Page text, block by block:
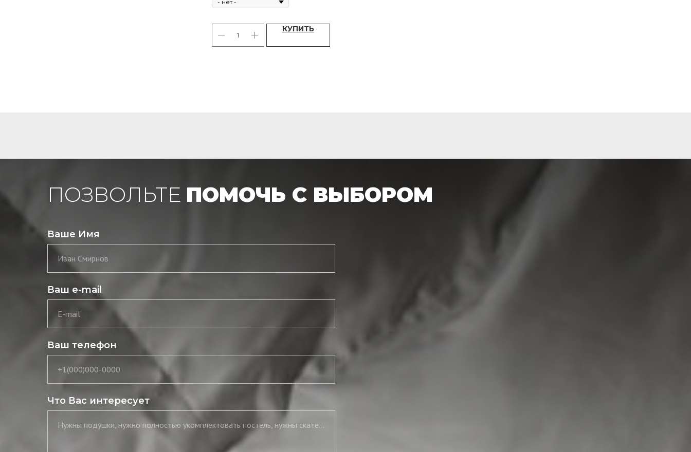
КУПИТЬ
ПОЗВОЛЬТЕ ПОМОЧЬ С ВЫБОРОМ
Ваше Имя
Иван Смирнов
Ваш e-mail
E-mail
Ваш телефон
+7
Что Вас интересует
Нужны подушки, нужно полностью укомплектовать постель, нужны скатерть и салфетки